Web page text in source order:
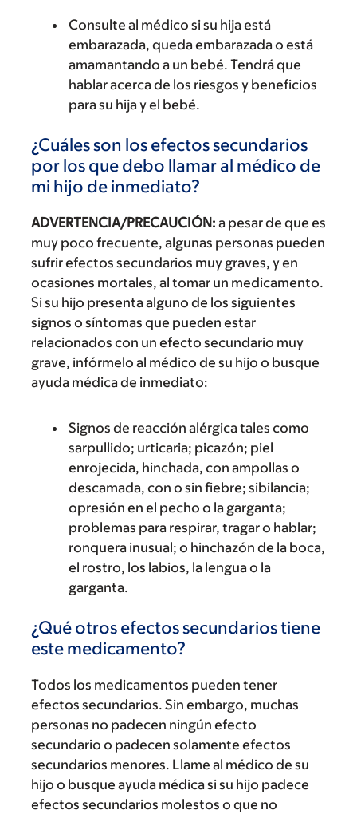
Consulte al médico si su hija está
embarazada, queda embarazada o está
amamantando a un bebé. Tendrá que
hablar acerca de los riesgos y beneficios
para su hija y el bebé.
¿Cuáles son los efectos secundarios
por los que debo llamar al médico de
mi hijo de inmediato?
ADVERTENCIA/PRECAUCIÓN: a pesar de que es
muy poco frecuente, algunas personas pueden
sufrir efectos secundarios muy graves, y en
ocasiones mortales, al tomar un medicamento.
Si su hijo presenta alguno de los siguientes
signos o síntomas que pueden estar
relacionados con un efecto secundario muy
grave, infórmelo al médico de su hijo o busque
ayuda médica de inmediato:
Signos de reacción alérgica tales como
sarpullido; urticaria; picazón; piel
enrojecida, hinchada, con ampollas o
descamada, con o sin fiebre; sibilancia;
opresión en el pecho o la garganta;
problemas para respirar, tragar o hablar;
ronquera inusual; o hinchazón de la boca,
el rostro, los labios, la lengua o la
garganta.
¿Qué otros efectos secundarios tiene
este medicamento?
Todos los medicamentos pueden tener
efectos secundarios. Sin embargo, muchas
personas no padecen ningún efecto
secundario o padecen solamente efectos
secundarios menores. Llame al médico de su
hijo o busque ayuda médica si su hijo padece
efectos secundarios molestos o que no